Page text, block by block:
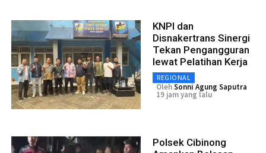
KNPI dan
Disnakertrans Sinergi
Tekan Pengangguran
lewat Pelatihan Kerja
REGIONAL
OlehSonni Agung Saputra
19 jam yang lalu
Polsek Cibinong